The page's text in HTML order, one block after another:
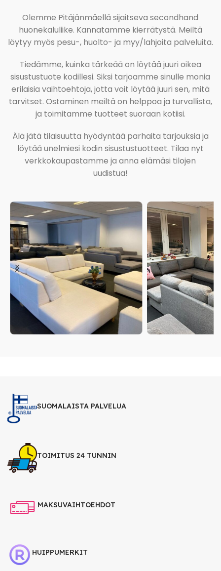
Olemme Pitäjänmäellä sijaitseva secondhand
huonekaluliike. Kannatamme kierrätystä. Meiltä
löytyy myös pesu-, huolto- ja myy/lahjoita palveluita.
Tiedämme, kuinka tärkeää on löytää juuri oikea
sisustustuote kodillesi. Siksi tarjoamme sinulle monia
erilaisia vaihtoehtoja, jotta voit löytää juuri sen, mitä
tarvitset. Ostaminen meiltä on helppoa ja turvallista,
ja toimitamme tuotteet suoraan kotiisi.
Älä jätä tilaisuutta hyödyntää parhaita tarjouksia ja
löytää unelmiesi kodin sisustustuotteet. Tilaa nyt
verkkokaupastamme ja anna elämäsi tilojen
uudistua!
SUOMALAISTA PALVELUA
TOIMITUS 24 TUNNIN
MAKSUVAIHTOEHDOT
HUIPPUMERKIT